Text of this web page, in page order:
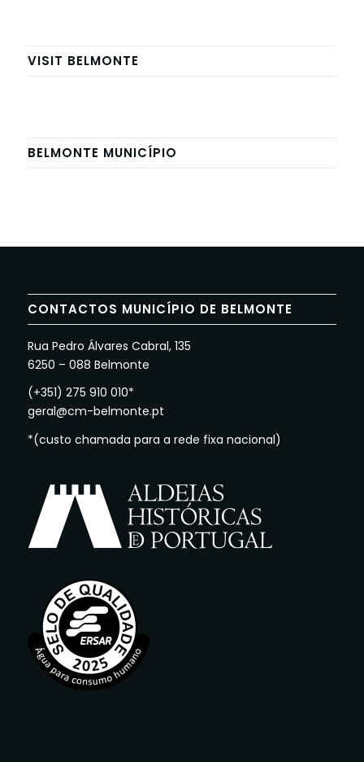
VISIT BELMONTE
BELMONTE MUNICÍPIO
CONTACTOS MUNICÍPIO DE BELMONTE
Rua Pedro Álvares Cabral, 135
6250 – 088 Belmonte
(+351) 275 910 010*
geral@cm-belmonte.pt
*(custo chamada para a rede fixa nacional)